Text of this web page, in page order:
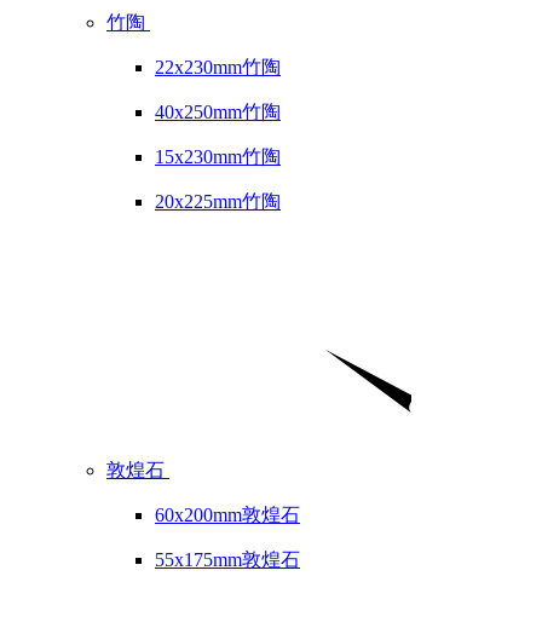
竹陶
22x230mm竹陶
40x250mm竹陶
15x230mm竹陶
20x225mm竹陶
敦煌石
60x200mm敦煌石
55x175mm敦煌石